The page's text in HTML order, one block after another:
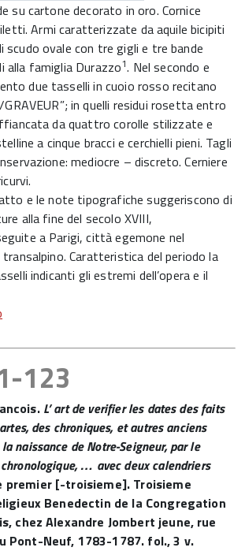
su cartone decorato in oro. Cornice
Armi caratterizzate da aquile bicipiti
scudo ovale con tre gigli e tre bande
alla famiglia Durazzo1. Nel secondo e
due tasselli in cuoio rosso recitano
in quelli residui rosetta entro
da quattro corolle stilizzate e
a cinque bracci e cerchielli pieni. Tagli
mediocre – discreto. Cerniere
e le note tipografiche suggeriscono di
alla fine del secolo XVIII,
a Parigi, città egemone nel
Caratteristica del periodo la
indicanti gli estremi dell’opera e il
123
L’ art de verifier les dates des faits
des chroniques, et autres anciens
naissance de Notre-Seigneur, par le
chronologique, … avec deux calendriers
premier [-troisieme]. Troisieme
Benedectin de la Congregation
chez Alexandre Jombert jeune, rue
Pont-Neuf, 1783-1787. fol., 3 v.